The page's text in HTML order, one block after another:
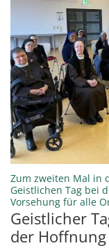
Zum zweiten Mal in
Geistlichen Tag bei
Vorsehung für alle
Geistlicher
der Hoffnung